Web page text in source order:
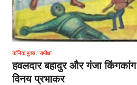
कॉमिक बुक्स/ समीक्षा
हवलदार बहादुर और गंजा
विनय प्रभाकर